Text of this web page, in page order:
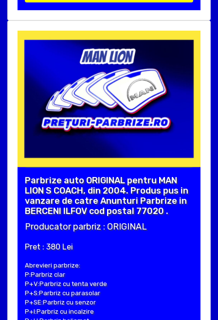
Parbrize auto ORIGINAL pentru MAN
LION S COACH, din 2004. Produs pus in
vanzare de catre Anunturi Parbrize in
BERCENI ILFOV cod postal 77020 .
Producator parbriz : ORIGINAL
Pret : 380 Lei
Abrevieri parbrize:
P:Parbriz clar
P+V:Parbriz cu tenta verde
P+S:Parbriz cu parasolar
P+SE:Parbriz cu senzor
P+I:Parbriz cu incalzire